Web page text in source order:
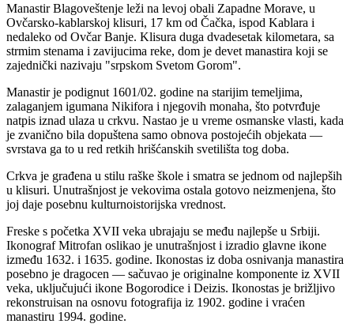
Manastir Blagoveštenje leži na levoj obali Zapadne Morave, u
Ovčarsko-kablarskoj klisuri, 17 km od Čačka, ispod Kablara i
nedaleko od Ovčar Banje. Klisura duga dvadesetak kilometara, sa
strmim stenama i zavijucima reke, dom je devet manastira koji se
zajednički nazivaju "srpskom Svetom Gorom".
Manastir je podignut 1601/02. godine na starijim temeljima,
zalaganjem igumana Nikifora i njegovih monaha, što potvrđuje
natpis iznad ulaza u crkvu. Nastao je u vreme osmanske vlasti, kada
je zvanično bila dopuštena samo obnova postojećih objekata —
svrstava ga to u red retkih hrišćanskih svetilišta tog doba.
Crkva je građena u stilu raške škole i smatra se jednom od najlepših
u klisuri. Unutrašnjost je vekovima ostala gotovo neizmenjena, što
joj daje posebnu kulturnoistorijska vrednost.
Freske s početka XVII veka ubrajaju se među najlepše u Srbiji.
Ikonograf Mitrofan oslikao je unutrašnjost i izradio glavne ikone
između 1632. i 1635. godine. Ikonostas iz doba osnivanja manastira
posebno je dragocen — sačuvao je originalne komponente iz XVII
veka, uključujući ikone Bogorodice i Deizis. Ikonostas je brižljivo
rekonstruisan na osnovu fotografija iz 1902. godine i vraćen
manastiru 1994. godine.